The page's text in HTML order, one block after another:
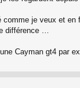
comme je veux et
différence …
Cayman gt4 par